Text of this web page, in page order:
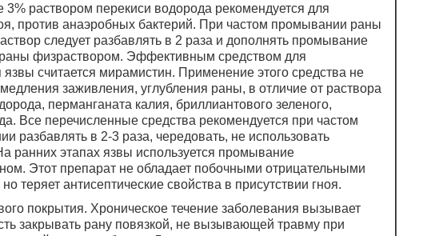
раствором перекиси водорода рекомендуется для
против анаэробных бактерий. При частом промывании раны
следует разбавлять в 2 раза и дополнять промывание
физраствором. Эффективным средством для
считается мирамистин. Применение этого средства не
заживления, углубления раны, в отличие от раствора
перманганата калия, бриллиантового зеленого,
Все перечисленные средства рекомендуется при частом
разбавлять в 2-3 раза, чередовать, не использовать
ранних этапах язвы используется промывание
Этот препарат не обладает побочными отрицательными
теряет антисептические свойства в присутствии гноя.
покрытия. Хроническое течение заболевания вызывает
закрывать рану повязкой, не вызывающей травму при